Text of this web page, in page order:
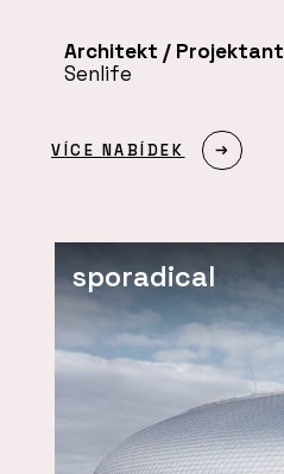
Architekt / Projektant
Senlife
VÍCE NABÍDEK
sporadical